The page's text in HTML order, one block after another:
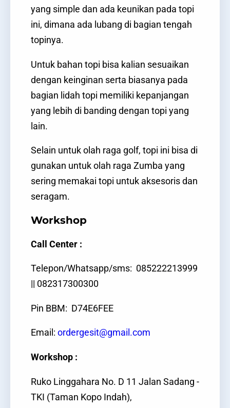
yang simple dan ada keunikan pada topi
ini, dimana ada lubang di bagian tengah
topinya.
Untuk bahan topi bisa kalian sesuaikan
dengan keinginan serta biasanya pada
bagian lidah topi memiliki kepanjangan
yang lebih di banding dengan topi yang
lain.
Selain untuk olah raga golf, topi ini bisa di
gunakan untuk olah raga Zumba yang
sering memakai topi untuk aksesoris dan
seragam.
Workshop
Call Center :
Telepon/Whatsapp/sms: 085222213999
|| 082317300300
Pin BBM: D74E6FEE
Email: ordergesit@gmail.com
Workshop :
Ruko Linggahara No. D 11 Jalan Sadang -
TKI (Taman Kopo Indah),